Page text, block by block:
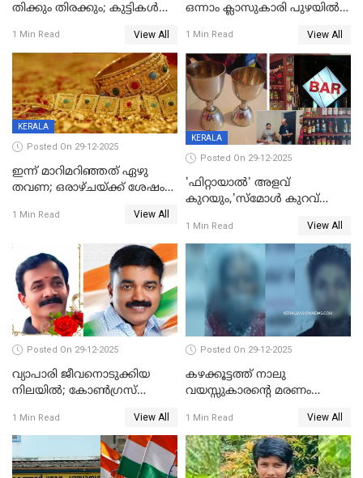
തിക്കും തിരക്കും; കുട്ടികള്‍
പരിക്ക്; പാളം മറികടന്ന
യുവാവ് ട്രെയിന്‍ തട്ടി മരിച്ചു
1 Min Read View All
ഒന്നാം ക്ലാസുകാരി പുഴയിൽ
കുട്ടികൾക്കൊപ്പം
കളിക്കുന്നതിനിടെ
1 Min Read View All
KERALA
Posted On 29-12-2025
ഇന്ന് മാറിമറിഞ്ഞത് ഏഴു
തവണ; ഒരാഴ്ചയ്ക്ക് ശേഷം
1 Min Read View All
KERALA
Posted On 29-12-2025
'ഫിറ്റായാൽ' അളവ്
കുറയും,'സ്‌മോൾ കുറവ്
പിഴ
1 Min Read View All
Posted On 29-12-2025
വ്യാപാരി ജീവനൊടുക്കിയ
നിലയില്‍; കോണ്‍ഗ്രസ്
മാനസികപീഡനമെന്ന് കുറിപ്പ്
1 Min Read View All
Posted On 29-12-2025
കഴക്കൂട്ടത്ത് നാലു
വയസ്സുകാരന്റെ മരണം
സുഹൃത്തും പൊലീസ്
കസ്റ്റഡിയിൽ
1 Min Read View All